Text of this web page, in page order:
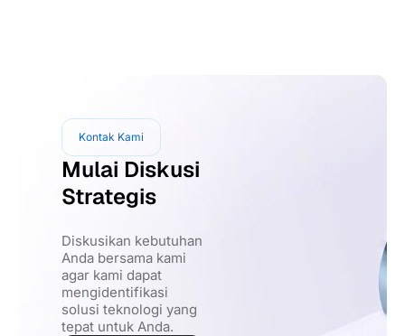
Kontak Kami
Mulai Diskusi
Strategis
Diskusikan kebutuhan
Anda bersama kami
agar kami dapat
mengidentifikasi
solusi teknologi yang
tepat untuk Anda.